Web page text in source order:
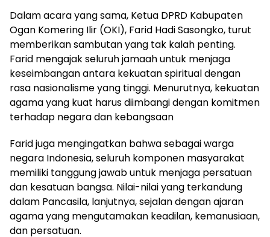
Dalam acara yang sama, Ketua DPRD Kabupaten
Ogan Komering Ilir (OKI), Farid Hadi Sasongko, turut
memberikan sambutan yang tak kalah penting.
Farid mengajak seluruh jamaah untuk menjaga
keseimbangan antara kekuatan spiritual dengan
rasa nasionalisme yang tinggi. Menurutnya, kekuatan
agama yang kuat harus diimbangi dengan komitmen
terhadap negara dan kebangsaan
Farid juga mengingatkan bahwa sebagai warga
negara Indonesia, seluruh komponen masyarakat
memiliki tanggung jawab untuk menjaga persatuan
dan kesatuan bangsa. Nilai-nilai yang terkandung
dalam Pancasila, lanjutnya, sejalan dengan ajaran
agama yang mengutamakan keadilan, kemanusiaan,
dan persatuan.